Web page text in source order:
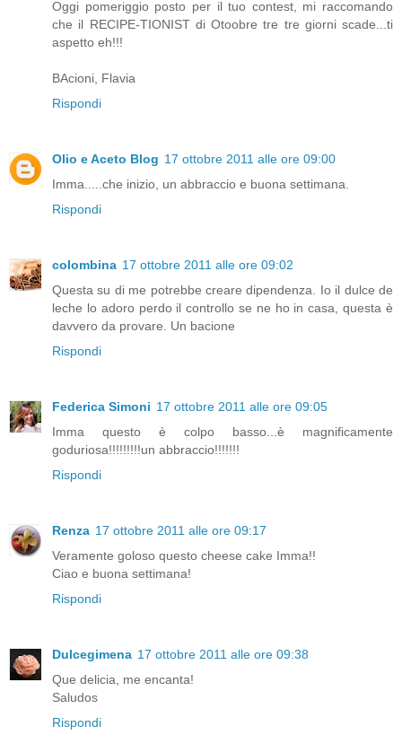
Oggi pomeriggio posto per il tuo contest, mi raccomando
che il RECIPE-TIONIST di Otoobre tre tre giorni scade...ti
aspetto eh!!!
BAcioni, Flavia
Rispondi
Olio e Aceto Blog 17 ottobre 2011 alle ore 09:00
Imma.....che inizio, un abbraccio e buona settimana.
Rispondi
colombina 17 ottobre 2011 alle ore 09:02
Questa su di me potrebbe creare dipendenza. Io il dulce de
leche lo adoro perdo il controllo se ne ho in casa, questa è
davvero da provare. Un bacione
Rispondi
Federica Simoni 17 ottobre 2011 alle ore 09:05
Imma questo è colpo basso...è magnificamente
goduriosa!!!!!!!!!un abbraccio!!!!!!!
Rispondi
Renza 17 ottobre 2011 alle ore 09:17
Veramente goloso questo cheese cake Imma!!
Ciao e buona settimana!
Rispondi
Dulcegimena 17 ottobre 2011 alle ore 09:38
Que delicia, me encanta!
Saludos
Rispondi